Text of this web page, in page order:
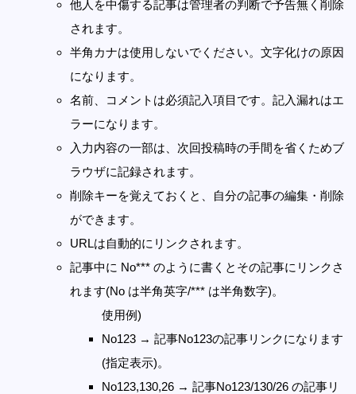
他人を中傷する記事は管理者の判断で予告無く削除
されます。
半角カナは使用しないでください。文字化けの原因
になります。
名前、コメントは必須記入項目です。記入漏れはエ
ラーになります。
入力内容の一部は、次回投稿時の手間を省くためブ
ラウザに記録されます。
削除キーを覚えておくと、自分の記事の編集・削除
ができます。
URLは自動的にリンクされます。
記事中に No*** のように書くとその記事にリンクさ
れます(No は半角英字/*** は半角数字)。
使用例)
No123 → 記事No123の記事リンクになります
(指定表示)。
No123,130,26 → 記事No123/130/26 の記事リ